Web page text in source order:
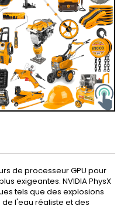
de processeur GPU pour
exigeantes. NVIDIA PhysX
tels que des explosions
l'eau réaliste et des